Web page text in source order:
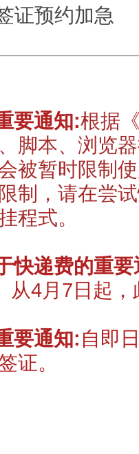
证预约加急
要通知:根据
脚本、浏览
被暂时限制
制，请在尝
程式。
快递费的重
从4月7日起
要通知: 自即
证。